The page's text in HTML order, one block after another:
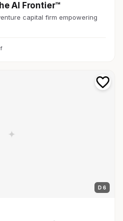
AI Frontier™
capital firm empowering
D 6